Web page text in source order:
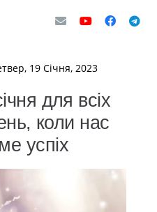
19 Січня, 2023
для всіх
коли нас
успіх